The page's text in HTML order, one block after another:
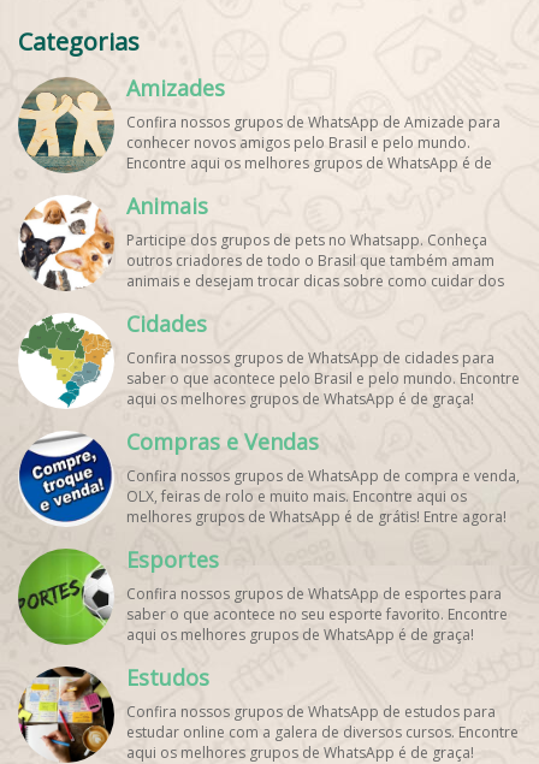
Categorias
Amizades
Confira nossos grupos de WhatsApp de Amizade para
conhecer novos amigos pelo Brasil e pelo mundo.
Encontre aqui os melhores grupos de WhatsApp é de
Animais
Participe dos grupos de pets no Whatsapp. Conheça
outros criadores de todo o Brasil que também amam
animais e desejam trocar dicas sobre como cuidar dos
graça!
Cidades
Confira nossos grupos de WhatsApp de cidades para
saber o que acontece pelo Brasil e pelo mundo. Encontre
aqui os melhores grupos de WhatsApp é de graça!
Compras e Vendas
Confira nossos grupos de WhatsApp de compra e venda,
OLX, feiras de rolo e muito mais. Encontre aqui os
melhores grupos de WhatsApp é de grátis! Entre agora!
Esportes
Confira nossos grupos de WhatsApp de esportes para
saber o que acontece no seu esporte favorito. Encontre
aqui os melhores grupos de WhatsApp é de graça!
Estudos
Confira nossos grupos de WhatsApp de estudos para
estudar online com a galera de diversos cursos. Encontre
aqui os melhores grupos de WhatsApp é de graça!